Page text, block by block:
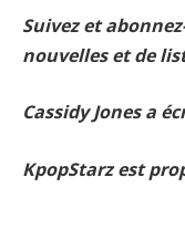
Suivez et
nouvelles et de
Cassidy Jones a
KpopStarz est